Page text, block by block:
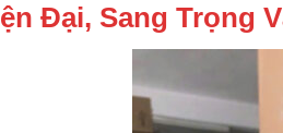
Đại, Sang Trọng